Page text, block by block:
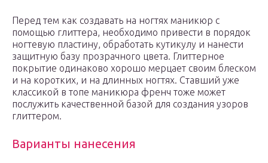
Перед тем как создавать на ногтях маникюр с
помощью глиттера, необходимо привести в порядок
ногтевую пластину, обработать кутикулу и нанести
защитную базу прозрачного цвета. Глиттерное
покрытие одинаково хорошо мерцает своим блеском
и на коротких, и на длинных ногтях. Ставший уже
классикой в топе маникюра френч тоже может
послужить качественной базой для создания узоров
глиттером.
Варианты нанесения